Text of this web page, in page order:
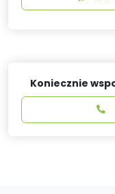
Koniecznie